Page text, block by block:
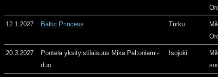
12.1.2027 Baltic Princess Turku
20.3.2027
Pontela yksityistilaisuus Mika Peltoniemi-
duo
Isojoki